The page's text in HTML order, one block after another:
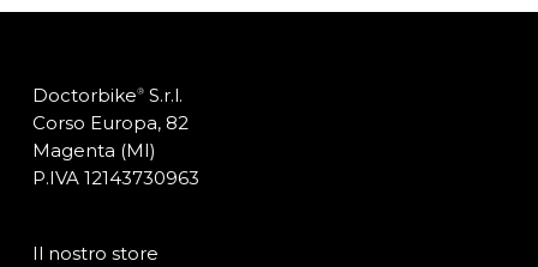
Doctorbike®S.r.l.
Corso Europa, 82
Magenta (MI)
P.IVA 12143730963
Il nostro store